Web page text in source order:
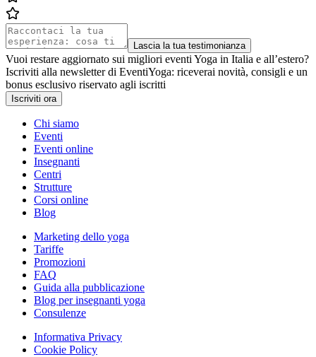
Lascia la tua testimonianza
Vuoi restare aggiornato sui migliori eventi Yoga in Italia e all’estero?
Iscriviti alla newsletter di EventiYoga: riceverai novità, consigli e un
bonus esclusivo riservato agli iscritti
Iscriviti ora
Chi siamo
Eventi
Eventi online
Insegnanti
Centri
Strutture
Corsi online
Blog
Marketing dello yoga
Tariffe
Promozioni
FAQ
Guida alla pubblicazione
Blog per insegnanti yoga
Consulenze
Informativa Privacy
Cookie Policy